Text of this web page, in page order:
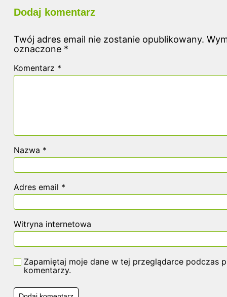
Dodaj komentarz
Twój adres email nie zostanie opublikowany.
oznaczone *
Komentarz *
Nazwa *
Adres email *
Witryna internetowa
Zapamiętaj moje dane w tej przeglądarce podczas
komentarzy.